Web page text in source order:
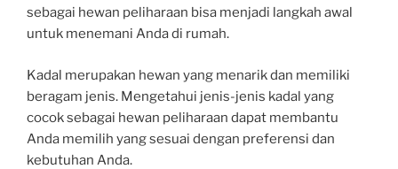
sebagai hewan peliharaan bisa menjadi langkah awal
untuk menemani Anda di rumah.
Kadal merupakan hewan yang menarik dan memiliki
beragam jenis. Mengetahui jenis-jenis kadal yang
cocok sebagai hewan peliharaan dapat membantu
Anda memilih yang sesuai dengan preferensi dan
kebutuhan Anda.